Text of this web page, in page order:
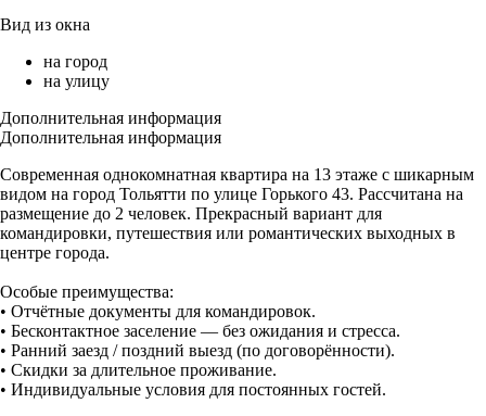
Вид из окна
на город
на улицу
Дополнительная информация
Дополнительная информация
Современная однокомнатная квартира на 13 этаже с шикарным
видом на город Тольятти по улице Горького 43. Рассчитана на
размещение до 2 человек. Прекрасный вариант для
командировки, путешествия или романтических выходных в
центре города.
Особые преимущества:
• Отчётные документы для командировок.
• Бесконтактное заселение — без ожидания и стресса.
• Ранний заезд / поздний выезд (по договорённости).
• Скидки за длительное проживание.
• Индивидуальные условия для постоянных гостей.